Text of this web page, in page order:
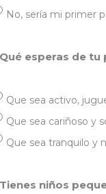
No, sería mi primer
esperas de tu
Que sea activo,
Que sea cariñoso y
Que sea tranquilo y
niños